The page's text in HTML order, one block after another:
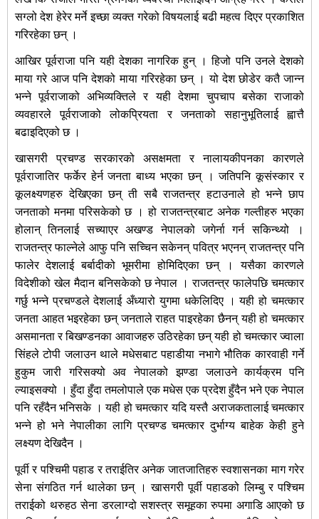
सग्लो देश हेरेर मर्ने इच्छा व्यक्त गरेको विषयलाई बढी महत्व दिएर प्रकाशित
गरिरहेका छन् ।
आखिर पूर्वराजा पनि यही देशका नागरिक हुन् । हिजो पनि उनले देशको
माया गरे आज पनि देशको माया गरिरहेका छन् । यो देश छोडेर कतै जान्न
भन्ने पूर्वराजाको अभिव्यक्तिले र यही देशमा चुपचाप बसेका राजाको
व्यवहारले पूर्वराजाको लोकपि्रयता र जनताको सहानुभूतिलाई ह्वात्तै
बढाइदिएको छ ।
खासगरी प्रचण्ड सरकारको असक्षमता र नालायकीपनका कारणले
पूर्वराजातिर फर्केर हेर्न जनता बाध्य भएका छन् । जतिपनि कूसंस्कार र
कूलक्ष्यणहरु देखिएका छन् ती सबै राजतन्त्र हटाउनाले हो भन्ने छाप
जनताको मनमा परिसकेको छ । हो राजतन्त्रबाट अनेक गल्तीहरु भएका
होलान् तिनलाई सच्याएर अखण्ड नेपालको जगेर्ना गर्न सकिन्थ्यो ।
राजतन्त्र फाल्नेले आफु पनि सच्चिन सकेनन् पवित्र भएनन् राजतन्त्र पनि
फालेर देशलाई बर्बादीको भूमरीमा होमिदिएका छन् । यसैका कारणले
विदेशीको खेल मैदान बनिसकेको छ नेपाल । राजतन्त्र फालेपछि चमत्कार
गर्छु भन्ने प्रचण्डले देशलाई अँध्यारो युगमा धकेलिदिए । यही हो चमत्कार
जनता आहत भइरहेका छन् जनताले राहत पाइरहेका छैनन् यही हो चमत्कार
असमानता र बिखण्डनका आवाजहरु उठिरहेका छन् यही हो चमत्कार ज्वाला
सिंहले टोपी जलाउन थाले मधेसबाट पहाडीया नभागे भौतिक कारवाही गर्ने
हुकुम जारी गरिसक्यो अव नेपालको झण्डा जलाउने कार्यक्रम पनि
ल्याइसक्यो । हुँदा हुँदा तमलोपाले एक मधेस एक प्रदेश हुँदैन भने एक नेपाल
पनि रहँदैन भनिसके । यही हो चमत्कार यदि यस्तै अराजकतालाई चमत्कार
भन्ने हो भने नेपालीका लागि प्रचण्ड चमत्कार दुर्भाग्य बाहेक केही हुने
लक्ष्यण देखिदैन ।
पूर्वी र पश्चिमी पहाड र तराईतिर अनेक जातजातिहरु स्वशासनका माग गरेर
सेना संगठित गर्न थालेका छन् । खासगरी पूर्वी पहाडको लिम्बु र पश्चिम
तराईको थरुहठ सेना डरलाग्दो सशस्त्र समूहका रुपमा अगाडि आएको छ